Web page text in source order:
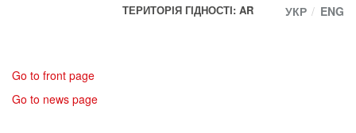
ТЕРИТОРІЯ ГІДНОСТІ: AR
УКР ENG
Go to front page
Go to news page